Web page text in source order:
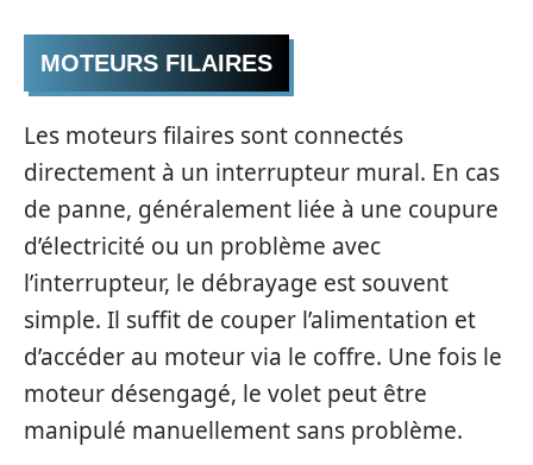
MOTEURS FILAIRES
Les moteurs filaires sont connectés
directement à un interrupteur mural. En cas
de panne, généralement liée à une coupure
d’électricité ou un problème avec
l’interrupteur, le débrayage est souvent
simple. Il suffit de couper l’alimentation et
d’accéder au moteur via le coffre. Une fois le
moteur désengagé, le volet peut être
manipulé manuellement sans problème.